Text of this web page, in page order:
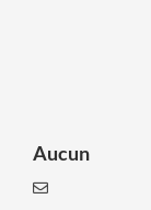
Aucun